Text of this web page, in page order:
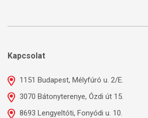
Kapcsolat
1151 Budapest, Mélyfúró u. 2/E.
3070 Bátonyterenye, Ózdi út 15.
8693 Lengyeltóti, Fonyódi u. 10.